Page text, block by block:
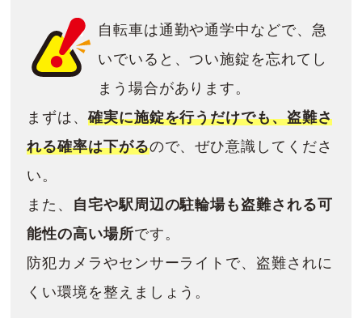
自転車は通勤や通学中などで、急
いでいると、つい施錠を忘れてし
まう場合があります。
まずは、確実に施錠を行うだけでも、盗難さ
れる確率は下がるので、ぜひ意識してくださ
い。
また、 自宅や駅周辺の駐輪場も盗難される可
能性の高い場所です。
防犯カメラやセンサーライトで、盗難されに
くい環境を整えましょう。